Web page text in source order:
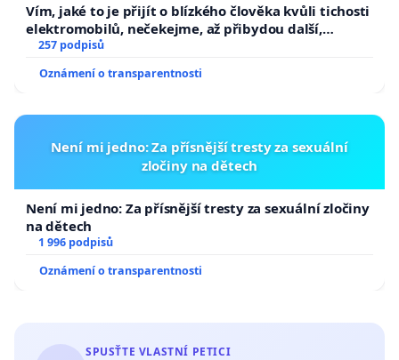
Vím, jaké to je přijít o blízkého člověka kvůli tichosti
elektromobilů, nečekejme, až přibydou další,
zaveďme slyšitelná auta!
257 podpisů
Oznámení o transparentnosti
Není mi jedno: Za přísnější tresty za sexuální
zločiny na dětech
Není mi jedno: Za přísnější tresty za sexuální zločiny
na dětech
1 996 podpisů
Oznámení o transparentnosti
SPUSŤTE VLASTNÍ PETICI